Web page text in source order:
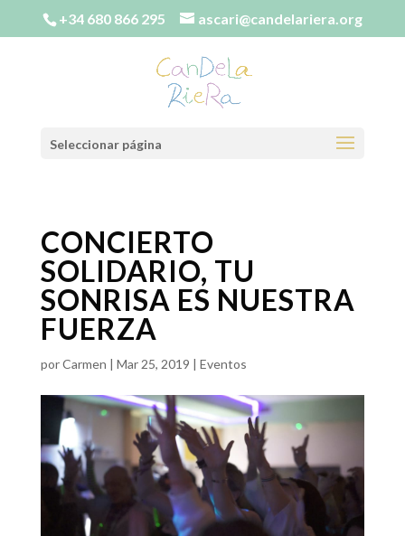
+34 680 866 295 ascari@candelariera.org
Seleccionar página
CONCIERTO
SOLIDARIO, TU
SONRISA ES NUESTRA
FUERZA
porCarmen | Mar 25, 2019 | Eventos